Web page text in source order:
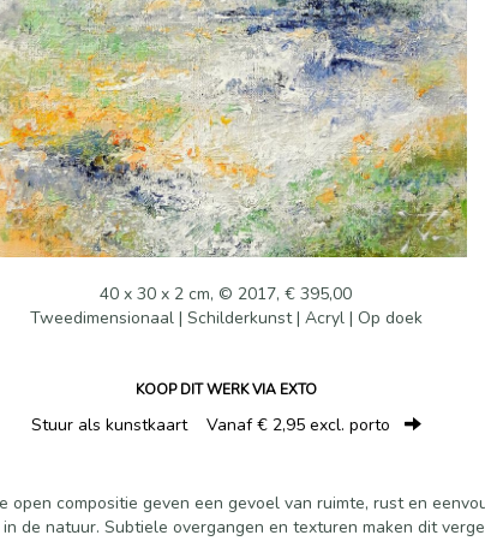
40 x 30 x 2 cm, © 2017, € 395,00
Tweedimensionaal | Schilderkunst | Acryl | Op doek
KOOP DIT WERK VIA EXTO
Stuur als kunstkaart Vanaf € 2,95 excl. porto
open compositie geven een gevoel van ruimte, rust en
de natuur. Subtiele overgangen en texturen maken dit